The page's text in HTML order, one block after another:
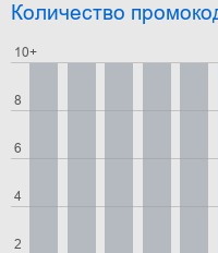
Количество
2
4
6
8
10+